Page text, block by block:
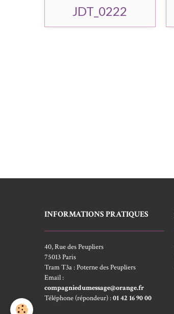
JDT_0222
INFORMATIONS PRATIQUES
40, Rue des Peupliers
75013 Paris
Tram T3a : Poterne des Peupliers
Email :
compagniedumessage@orange.fr
Téléphone (répondeur) :01 42 16 90 00